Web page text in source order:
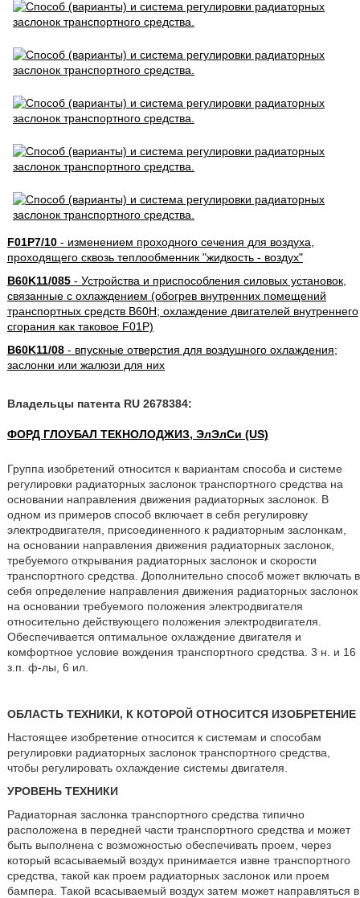
F01P7/10- изменением проходного сечения для воздуха,
проходящего сквозь теплообменник "жидкость - воздух"
B60K11/085- Устройства и приспособления силовых установок,
связанные с охлаждением (обогрев внутренних помещений
транспортных средств B60H; охлаждение двигателей внутреннего
сгорания как таковое F01P)
B60K11/08- впускные отверстия для воздушного охлаждения;
заслонки или жалюзи для них
Владельцы патента RU 2678384:
ФОРД ГЛОУБАЛ ТЕКНОЛОДЖИЗ, ЭлЭлСи (US)
Группа изобретений относится к вариантам способа и системе
регулировки радиаторных заслонок транспортного средства на
основании направления движения радиаторных заслонок. В
одном из примеров способ включает в себя регулировку
электродвигателя, присоединенного к радиаторным заслонкам,
на основании направления движения радиаторных заслонок,
требуемого открывания радиаторных заслонок и скорости
транспортного средства. Дополнительно способ может включать в
себя определение направления движения радиаторных заслонок
на основании требуемого положения электродвигателя
относительно действующего положения электродвигателя.
Обеспечивается оптимальное охлаждение двигателя и
комфортное условие вождения транспортного средства. 3 н. и 16
з.п. ф-лы, 6 ил.
ОБЛАСТЬ ТЕХНИКИ, К КОТОРОЙ ОТНОСИТСЯ ИЗОБРЕТЕНИЕ
Настоящее изобретение относится к системам и способам
регулировки радиаторных заслонок транспортного средства,
чтобы регулировать охлаждение системы двигателя.
УРОВЕНЬ ТЕХНИКИ
Радиаторная заслонка транспортного средства типично
расположена в передней части транспортного средства и может
быть выполнена с возможностью обеспечивать проем, через
который всасываемый воздух принимается извне транспортного
средства, такой как проем радиаторных заслонок или проем
бампера. Такой всасываемый воздух затем может направляться в